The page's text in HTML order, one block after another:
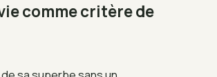
comme critère de